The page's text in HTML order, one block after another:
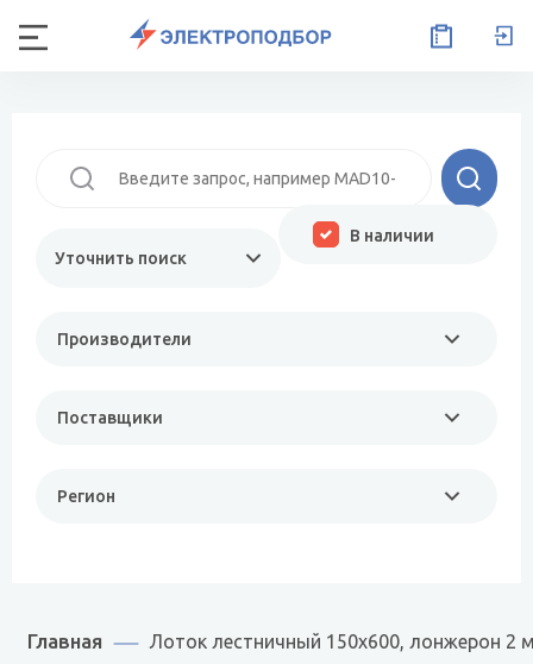
Уточнить поиск
Производители
Поставщики
Регион
В наличии
Главная Лоток лестничный 150х600, лонжерон 2